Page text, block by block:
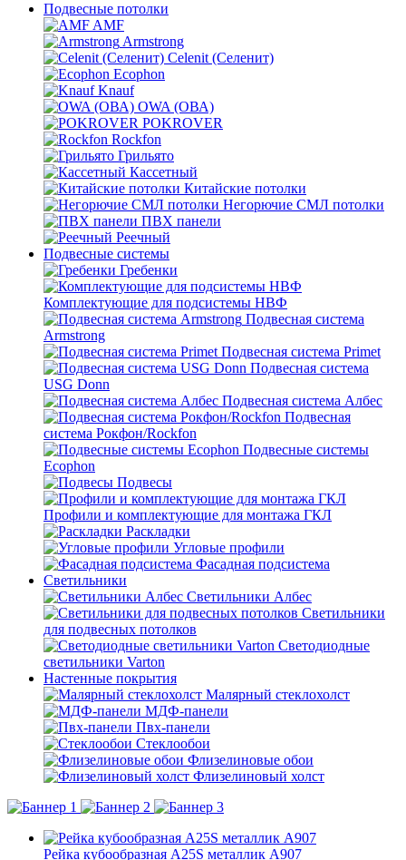
Подвесные потолки
AMF
Armstrong
Celenit (Селенит)
Ecophon
Knauf
OWA (ОВА)
POKROVER
Rockfon
Грильято
Кассетный
Китайские потолки
Негорючие СМЛ потолки
ПВХ панели
Реечный
Подвесные системы
Гребенки
Комплектующие для подсистемы НВФ
Подвесная система
Armstrong
Подвесная система Primet
Подвесная система
USG Donn
Подвесная система Албес
Подвесная
система Рокфон/Rockfon
Подвесные системы
Ecophon
Подвесы
Профили и комплектующие для монтажа ГКЛ
Раскладки
Угловые профили
Фасадная подсистема
Светильники
Светильники Албес
Светильники
для подвесных потолков
Светодиодные
светильники Varton
Настенные покрытия
Малярный стеклохолст
МДФ-панели
Пвх-панели
Стеклообои
Флизелиновые обои
Флизелиновый холст
Рейка кубообразная A25S металлик А907